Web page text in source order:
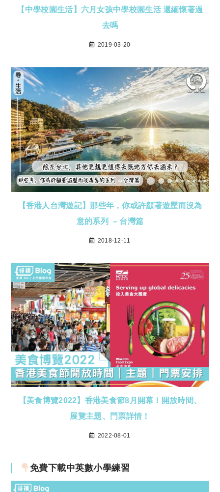
【中學校園生活】六月女孩中學校園生活 還緬懷著過
去嗎
2019-03-20
【香港人台灣遊記】那些年，你或許顧著遊歷而沒為
意的系列 – 台灣篇
2018-12-11
【美食博覽2022】香港美食節8月開幕！開放時間、
展覽主題、門票詳情！
2022-08-01
免費下載中英數小學練習